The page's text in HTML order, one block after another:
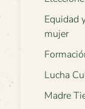
Equidad
mujer
Lucha
Madre